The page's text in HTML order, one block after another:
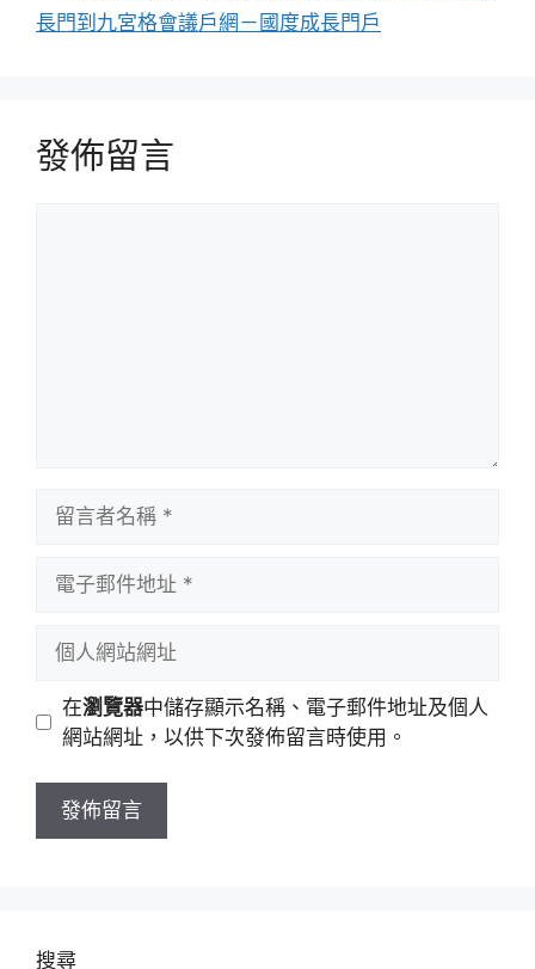
長門到九宮格會議戶網－國度成長門戶
發佈留言
址
站
址
在瀏覽器中儲存顯示名稱、電子郵件地址及個人
網站網址，以供下次發佈留言時使用。
搜尋